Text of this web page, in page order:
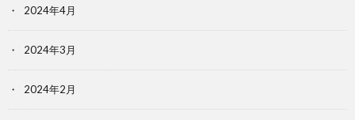
2024年4月
2024年3月
2024年2月